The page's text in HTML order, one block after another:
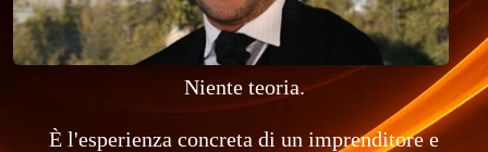
Niente teoria.
È l'esperienza concreta di un imprenditore e